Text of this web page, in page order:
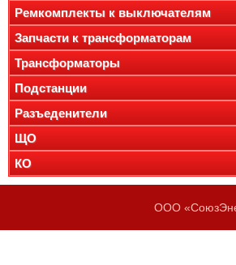
Ремкомплекты к выключателям
Запчасти к трансформаторам
Трансформаторы
Подстанции
Разъеденители
ЩО
КО
ООО